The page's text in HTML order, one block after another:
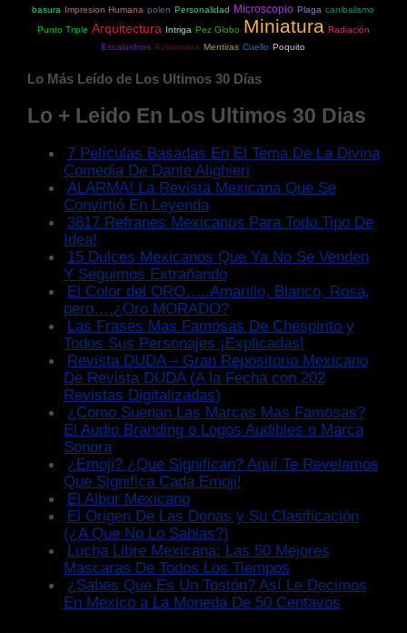
basura Impresion Humana polen Personalidad Microscopio Plaga canibalismo
Punto Triple Arquitectura Intriga Pez Globo Miniatura Radiación
Escalosfrios Automatas Mentiras Cuello Poquito
Lo Más Leído de Los Ultimos 30 Días
Lo + Leido En Los Ultimos 30 Dias
7 Películas Basadas En El Tema De La Divina
Comedia De Dante Alighieri
ALARMA! La Revista Mexicana Que Se
Convirtió En Leyenda
3817 Refranes Mexicanos Para Todo Tipo De
Idea!
15 Dulces Mexicanos Que Ya No Se Venden
Y Seguimos Extrañando
El Color del ORO…..Amarillo, Blanco, Rosa,
pero….¿Oro MORADO?
Las Frases Mas Famosas De Chespirito y
Todos Sus Personajes ¡Explicadas!
Revista DUDA – Gran Repositorio Mexicano
De Revista DUDA (A la Fecha con 202
Revistas Digitalizadas)
¿Como Suenan Las Marcas Mas Famosas?
El Audio Branding o Logos Audibles o Marca
Sonora
¿Emoji? ¿Que Significan? Aquí Te Revelamos
Que Significa Cada Emoji!
El Albur Mexicano
El Origen De Las Donas y Su Clasificación
(¿A Que No Lo Sabias?)
Lucha Libre Mexicana: Las 50 Mejores
Mascaras De Todos Los Tiempos
¿Sabes Que Es Un Tostón? Así Le Decimos
En Mexico a La Moneda De 50 Centavos